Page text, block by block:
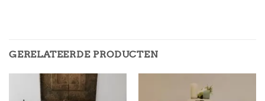
GERELATEERDE PRODUCTEN